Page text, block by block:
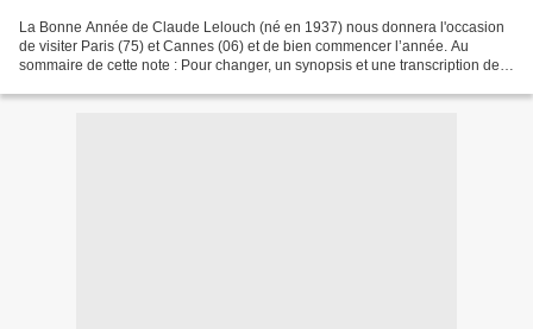
La Bonne Année de Claude Lelouch (né en 1937) nous donnera l'occasion
de visiter Paris (75) et Cannes (06) et de bien commencer l’année. Au
sommaire de cette note : Pour changer, un synopsis et une transcription de